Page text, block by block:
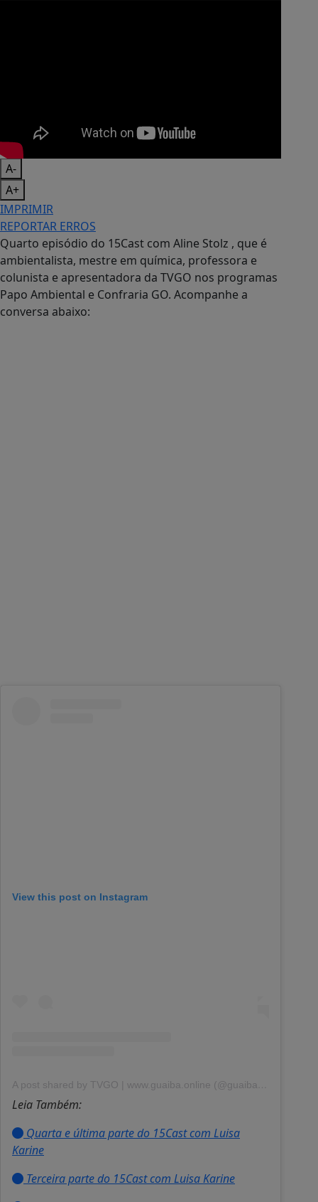
A-
A+
IMPRIMIR
REPORTAR ERROS
Quarto episódio do 15Cast com Aline Stolz , que é
ambientalista, mestre em química, professora e
colunista e apresentadora da TVGO nos programas
Papo Ambiental e Confraria GO. Acompanhe a
conversa abaixo:
View this post on Instagram
Leia Também:
Quarta e última parte do 15Cast com Luisa
Karine
Terceira parte do 15Cast com Luisa Karine